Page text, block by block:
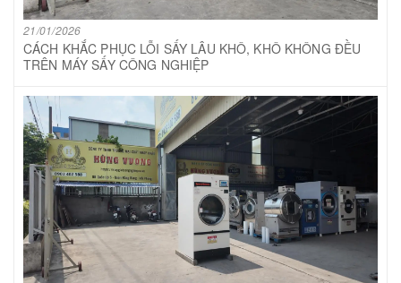
21/01/2026
CÁCH KHẮC PHỤC LỖI SẤY LÂU KHÔ, KHÔ KHÔNG ĐỀU
TRÊN MÁY SẤY CÔNG NGHIỆP